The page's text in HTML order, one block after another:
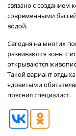
связано с созданием
современными
водой.
Сегодня на многих
развиваются зоны с
открываются
Такой вариант
ядовитыми
пояснил специалист.